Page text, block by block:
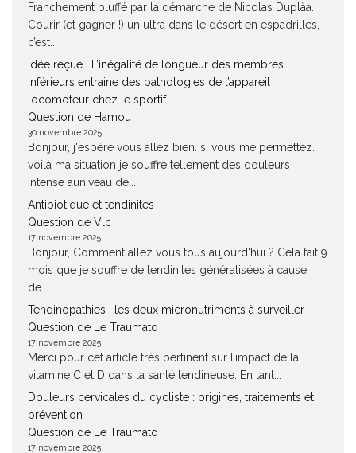
Franchement bluffé par la démarche de Nicolas Duplàa.
Courir (et gagner !) un ultra dans le désert en espadrilles,
c’est...
Idée reçue : L’inégalité de longueur des membres
inférieurs entraine des pathologies de l’appareil
locomoteur chez le sportif
Question de Hamou
30 novembre 2025
Bonjour, j'espère vous allez bien. si vous me permettez.
voilà ma situation je souffre tellement des douleurs
intense auniveau de...
Antibiotique et tendinites
Question de Vlc
17 novembre 2025
Bonjour, Comment allez vous tous aujourd'hui ? Cela fait 9
mois que je souffre de tendinites généralisées à cause
de...
Tendinopathies : les deux micronutriments à surveiller
Question de Le Traumato
17 novembre 2025
Merci pour cet article très pertinent sur l’impact de la
vitamine C et D dans la santé tendineuse. En tant...
Douleurs cervicales du cycliste : origines, traitements et
prévention
Question de Le Traumato
17 novembre 2025